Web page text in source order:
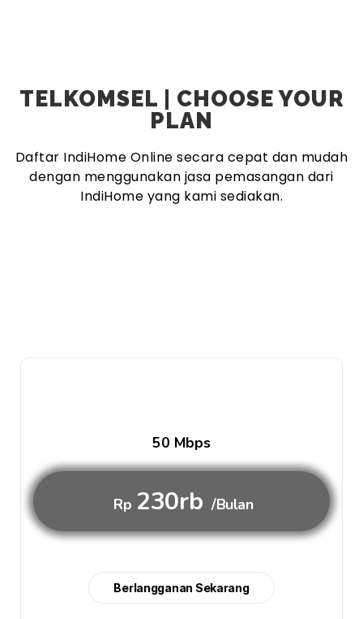
TELKOMSEL | CHOOSE YOUR
PLAN
Daftar IndiHome Online secara cepat dan mudah
dengan menggunakan jasa pemasangan dari
IndiHome yang kami sediakan.
50 Mbps
Rp 230rb /Bulan
Berlangganan Sekarang